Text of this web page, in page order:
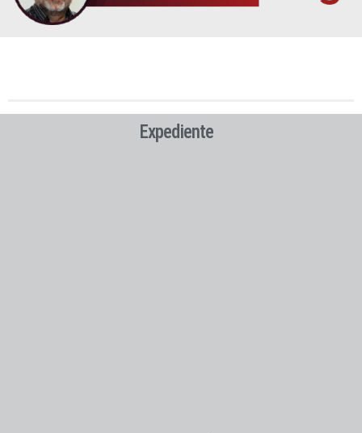
Expediente